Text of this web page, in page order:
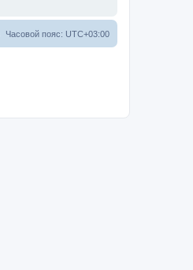
Часовой пояс: UTC+03:00